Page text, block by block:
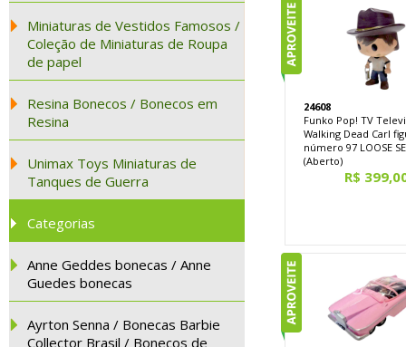
Miniaturas de Vestidos Famosos /
Coleção de Miniaturas de Roupa
de papel
Resina Bonecos / Bonecos em
Resina
Unimax Toys Miniaturas de
Tanques de Guerra
Categorias
Anne Geddes bonecas / Anne
Guedes bonecas
Ayrton Senna / Bonecas Barbie
Collector Brasil / Bonecos de
24608
Funko Pop! TV
Walking Dead Carl
número 97 LOOSE
(Aberto)
R$